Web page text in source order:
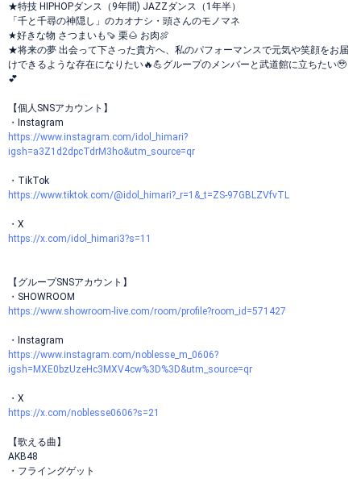
★特技 HIPHOPダンス（9年間) JAZZダンス（1年半）
「千と千尋の神隠し」のカオナシ・頭さんのモノマネ
★好きな物 さつまいも🍠 栗🌰 お肉🍖
★将来の夢 出会って下さった貴方へ、私のパフォーマンスで元気や笑顔をお届
けできるような存在になりたい🔥💪グループのメンバーと武道館に立ちたい🥹
💕
【個人SNSアカウント】
・Instagram
https://www.instagram.com/idol_himari?
igsh=a3Z1d2dpcTdrM3ho&utm_source=qr
・TikTok
https://www.tiktok.com/@idol_himari?_r=1&_t=ZS-97GBLZVfvTL
・X
https://x.com/idol_himari3?s=11
【グループSNSアカウント】
・SHOWROOM
https://www.showroom-live.com/room/profile?room_id=571427
・Instagram
https://www.instagram.com/noblesse_m_0606?
igsh=MXE0bzUzeHc3MXV4cw%3D%3D&utm_source=qr
・X
https://x.com/noblesse0606?s=21
【歌える曲】
AKB48
・フライングゲット